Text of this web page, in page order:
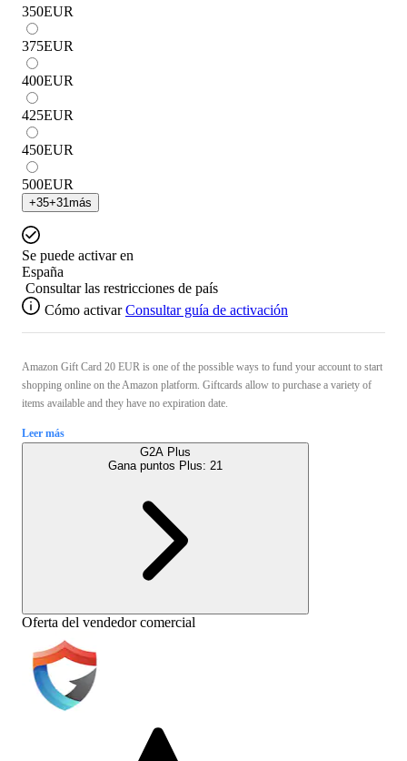
350EUR
375EUR
400EUR
425EUR
450EUR
500EUR
+35+31 más
Se puede activar en
España
Consultar las restricciones de país
Cómo activar Consultar guía de activación
Amazon Gift Card 20 EUR is one of the possible ways to fund your account to start
shopping online on the Amazon platform. Giftcards allow to purchase a variety of
items available and they have no expiration date.
Leer más
G2A Plus
Gana puntos Plus: 21
Oferta del vendedor comercial